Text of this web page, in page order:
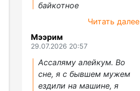
байкотное
Читать далее
Мээрим
29.07.2026 20:57
Ассаляму алейкум. Во
сне, я с бывшем мужем
ездили на машине, я